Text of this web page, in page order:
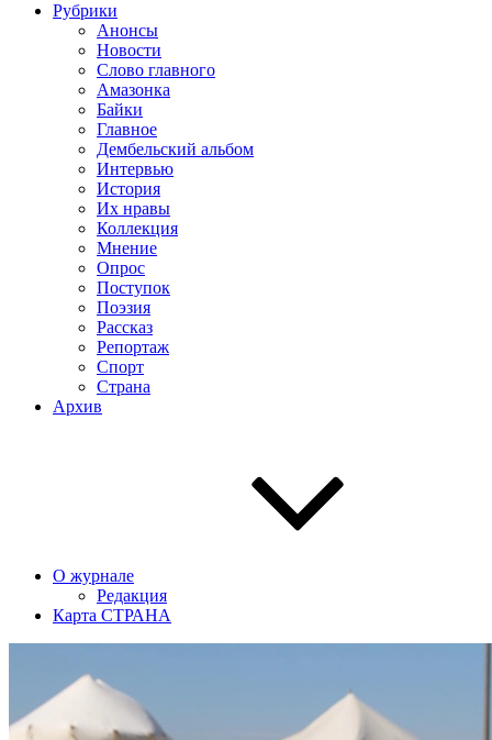
Рубрики
Анонсы
Новости
Слово главного
Амазонка
Байки
Главное
Дембельский альбом
Интервью
История
Их нравы
Коллекция
Мнение
Опрос
Поступок
Поэзия
Рассказ
Репортаж
Спорт
Страна
Архив
О журнале
Редакция
Карта СТРАНА